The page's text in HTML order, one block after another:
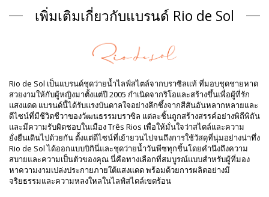
ส่วนประกอบ
ซับใน: 84% Polyamide, 16% Elastane - Oeko-Tex
ข้อมูลผลิตภัณฑ์
แผนก: ผู้หญิง, Bikini Top
รวมแพ็คเกจ: 1 x Bikini Top (ไม่รวมอุปกรณ์เสริมอื่น ๆ)
HS CODE: 6112.41.0010
SKU: 1981118623
EAN: XS (7899810246066), S (7899810246073), M (7899810246080),
L (7899810246097), XL (7899810246103), XXL (7899810267313)
น้ำหนัก: 55g / 0.12lb / 1.94oz
การพิมพ์ไม่ถูกต้องและอาจแตกต่างกันไปตามการตัด
เพิ่มเติมเกี่ยวกับแบรนด์ Rio de Sol
Rio de Sol เป็นแบรนด์ชุดว่ายน้ำไลฟ์สไตล์จากบราซิลแท้ ที่มอบชุดชายหาด
สวยงามให้กับผู้หญิงมาตั้งแต่ปี 2005 กำเนิดจากริโอและสร้างขึ้นเพื่อผู้ที่รัก
แสงแดด แบรนด์นี้ได้รับแรงบันดาลใจอย่างลึกซึ้งจากสีสันอันหลากหลายและ
ดีไซน์ที่มีชีวิตชีวาของวัฒนธรรมบราซิล แต่ละชิ้นถูกสร้างสรรค์อย่างพิถีพิถัน
และมีความรับผิดชอบในเมือง Três Rios เพื่อให้มั่นใจว่าสไตล์และความ
ยั่งยืนเดินไปด้วยกัน ตั้งแต่ดีไซน์ที่เย้ายวนไปจนถึงการใช้วัสดุที่นุ่มอย่างน่าทึ่ง
Rio de Sol ได้ออกแบบบิกินี่และชุดว่ายน้ำวันพีซทุกชิ้นโดยคำนึงถึงความ
สบายและความเป็นตัวของคุณ นี่คือทางเลือกที่สมบูรณ์แบบสำหรับผู้ที่มอง
หาความงามเปล่งประกายภายใต้แสงแดด พร้อมด้วยการผลิตอย่างมี
จริยธรรมและความหลงใหลในไลฟ์สไตล์เขตร้อน